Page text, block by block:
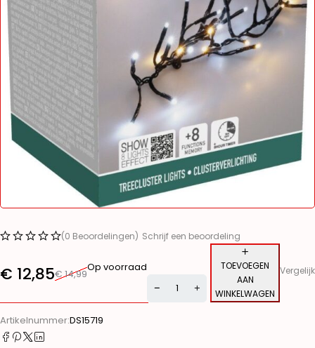
(0 Beoordelingen) Schrijf een beoordeling
€14,99
€ 12,85 Op voorraad
TOEVOEGEN
AAN
WINKELWAGEN
Alternative:
Vergelijk
Artikelnummer:DS15719